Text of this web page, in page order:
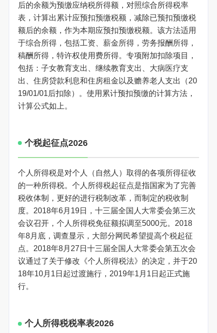
后的余额为预缴应纳税所得额，对照综合所得税率
表，计算出累计应预扣预缴税额，减除已预扣预缴税
额后的余额，作为本期应预扣预缴税额。该方法适用
于综合所得，包括工资、薪金所得，劳务报酬所得，
稿酬所得，特许权使用费所得。专项附加扣除项目，
包括：子女教育支出、继续教育支出、大病医疗支
出、住房贷款利息和住房租金以及赡养老人支出（20
19/01/01后扣除）。使用累计预扣预缴的计算方法，
计算公式如上。
个税起征点2026
个人所得税是对个人（自然人）取得的各项所得征收
的一种所得税。个人所得税起征点是指国家为了完善
税收体制，更好的进行税制改革，而制定的税收制
度。2018年6月19日，十三届全国人大常委会第三次
会议召开，个人所得税免征额拟调至5000元。2018
年8月底，调查显示，大部分网民希望提高个税起征
点。2018年8月27日十三届全国人大常委会第五次会
议通过了关于修改《个人所得税法》的决定，并于20
18年10月1日起过渡施行，2019年1月1日起正式施
行。
个人所得税税率表2026